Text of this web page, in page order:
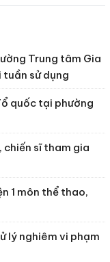
Trung tâm Gia
tuần sử dụng
quốc tại phường
chiến sĩ tham gia
1 môn thể thao,
lý nghiêm vi phạm